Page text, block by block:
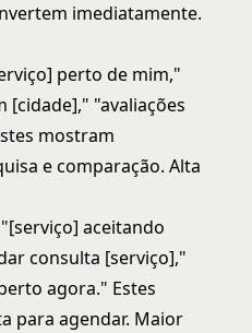
imediatamente.
perto de mim,"
[cidade]," "avaliações
mostram
e comparação. Alta
aceitando
consulta [serviço],"
agora." Estes
para agendar. Maior